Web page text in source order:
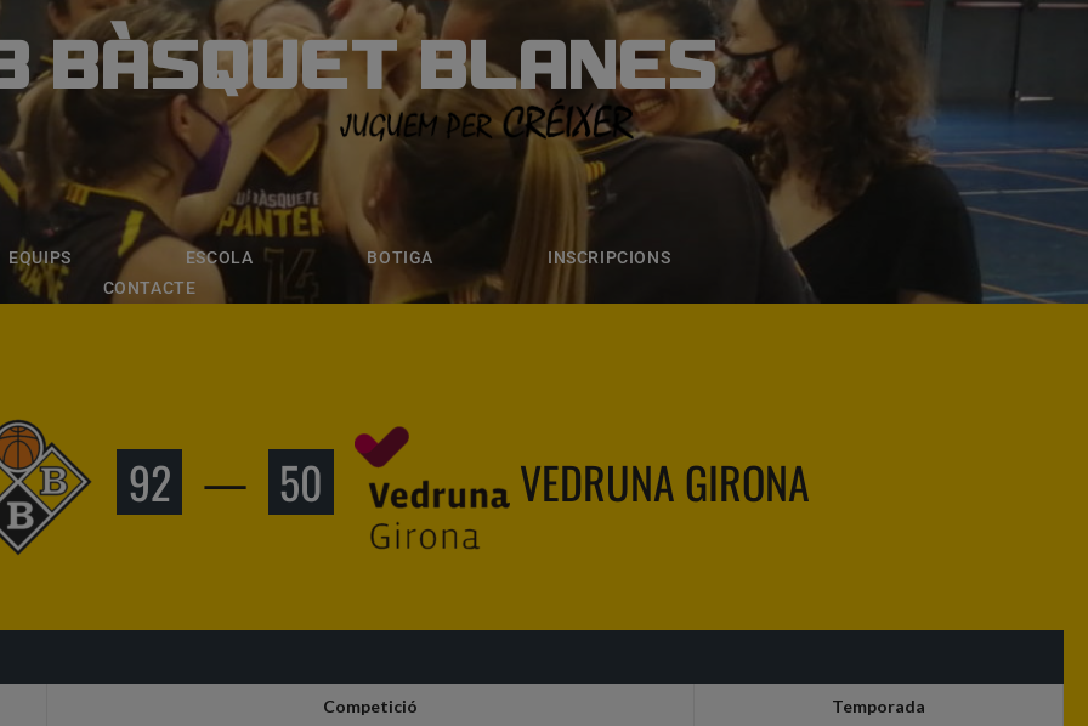
BÀSQUET BLANES
EQUIPS ESCOLA BOTIGA
INSCRIPCIONS
CONTACTE
BLANES
ESCOLA BOTIGA INSCRIPCIONS
92 — 50 VEDRUNA GIRONA
Competició Temporada